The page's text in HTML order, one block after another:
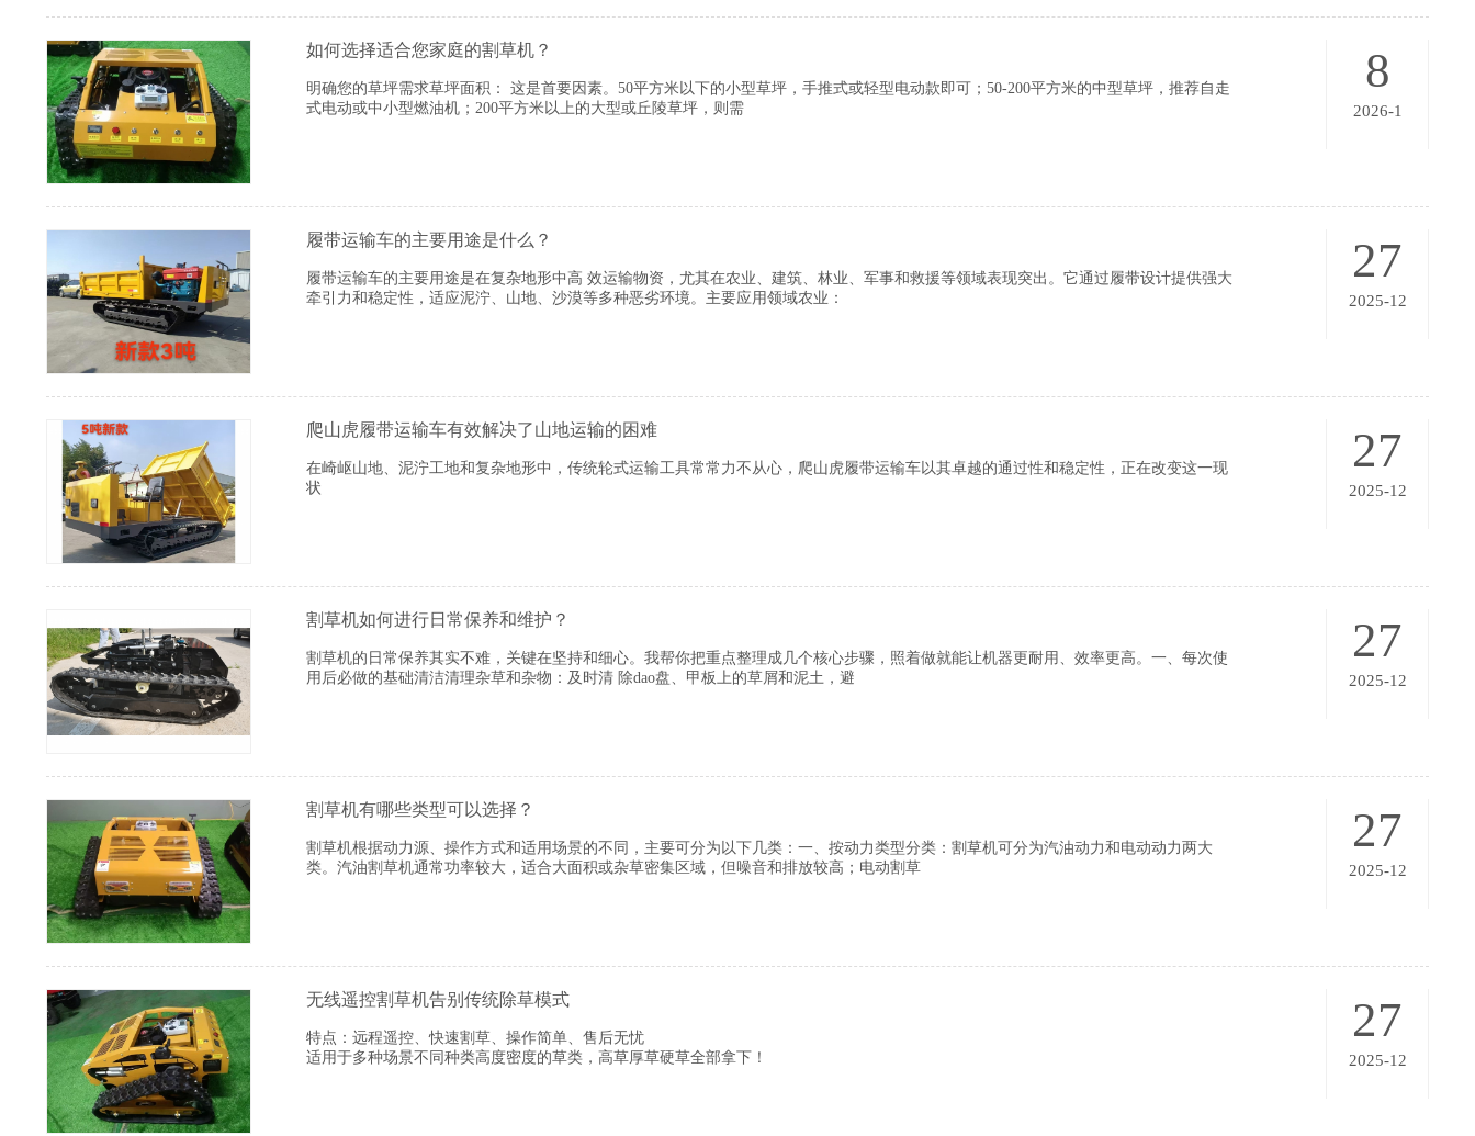
8
2026-1
如何选择适合您家庭的割草机？
明确您的草坪需求草坪面积： 这是首要因素。50平方米以下的小型草坪，手推式或轻型电动款即可；50-200平方米的中型草坪，推荐自走
式电动或中小型燃油机；200平方米以上的大型或丘陵草坪，则需
27
2025-12
履带运输车的主要用途是什么？
履带运输车的主要用途是‌在复杂地形中高 效运输物资‌，尤其在农业、建筑、林业、军事和救援等领域表现突出。它通过履带设计提供强大
牵引力和稳定性，适应泥泞、山地、沙漠等多种恶劣环境。主要应用领域‌农业‌：
27
2025-12
爬山虎履带运输车有效解决了山地运输的困难
在崎岖山地、泥泞工地和复杂地形中，传统轮式运输工具常常力不从心，爬山虎履带运输车以其卓越的通过性和稳定性，正在改变这一现
状
27
2025-12
割草机如何进行日常保养和维护？
割草机的日常保养其实不难，关键在坚持和细心。我帮你把重点整理成几个核心步骤，照着做就能让机器更耐用、效率更高。一、每次使
用后必做的基础清洁‌清理杂草和杂物‌：及时清 除dao盘、甲板上的草屑和泥土，避
27
2025-12
割草机有哪些类型可以选择？
割草机根据动力源、操作方式和适用场景的不同，主要可分为以下几类：一、按动力类型分类‌：割草机可分为汽油动力和电动动力两大
类。汽油割草机通常功率较大，适合大面积或杂草密集区域，但噪音和排放较高；电动割草
27
2025-12
无线遥控割草机告别传统除草模式
特点：远程遥控、快速割草、操作简单、售后无忧
适用于多种场景不同种类高度密度的草类，高草厚草硬草全部拿下！